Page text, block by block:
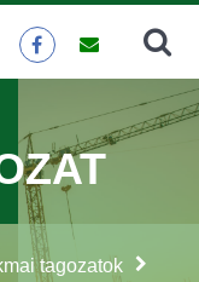
tagozatok